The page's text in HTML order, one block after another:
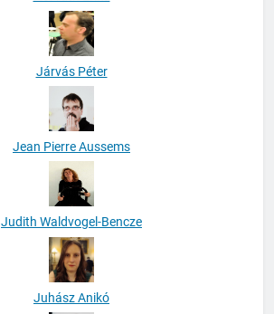
Járvás Péter
Jean Pierre Aussems
Judith Waldvogel-Bencze
Juhász Anikó